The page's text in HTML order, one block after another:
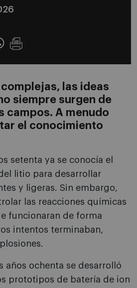
las ideas
siempre surgen de
campos. A menudo
el conocimiento
setenta ya se conocía el
litio para desarrollar
y ligeras. Sin embargo,
las reacciones químicas
funcionaran de forma
intentos terminaban,
años ochenta se desarrolló
prototipos de batería de ion